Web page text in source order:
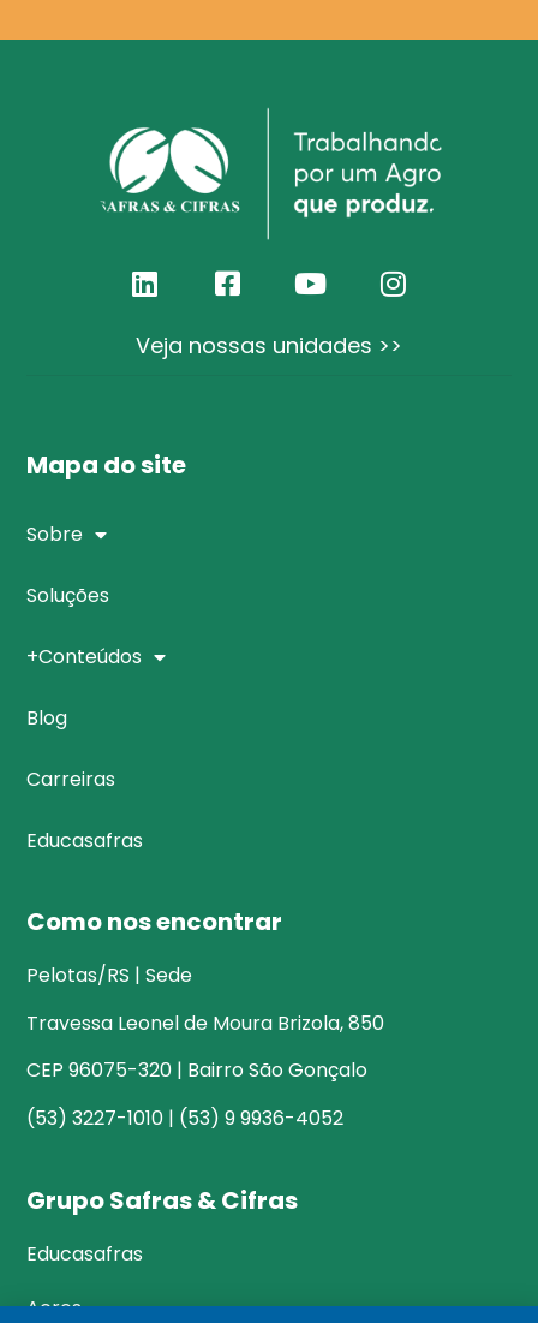
Veja nossas unidades >>
Mapa do site
Sobre
Soluções
+Conteúdos
Blog
Carreiras
Educasafras
Como nos encontrar
Pelotas/RS | Sede
Travessa Leonel de Moura Brizola, 850
CEP 96075-320 | Bairro São Gonçalo
(53) 3227-1010 | (53) 9 9936-4052
Grupo Safras & Cifras
Educasafras
Acres